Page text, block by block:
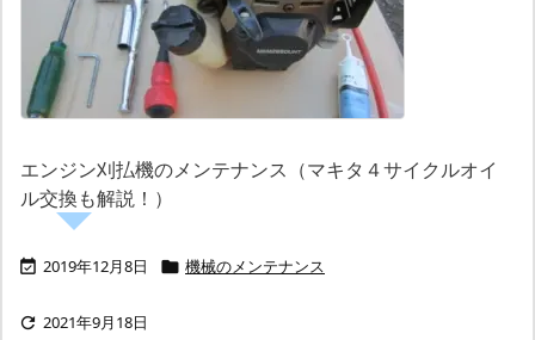
エンジン刈払機のメンテナンス（マキタ４サイクルオイ
ル交換も解説！）
 2019年12月8日  機械のメンテナンス
 2021年9月18日